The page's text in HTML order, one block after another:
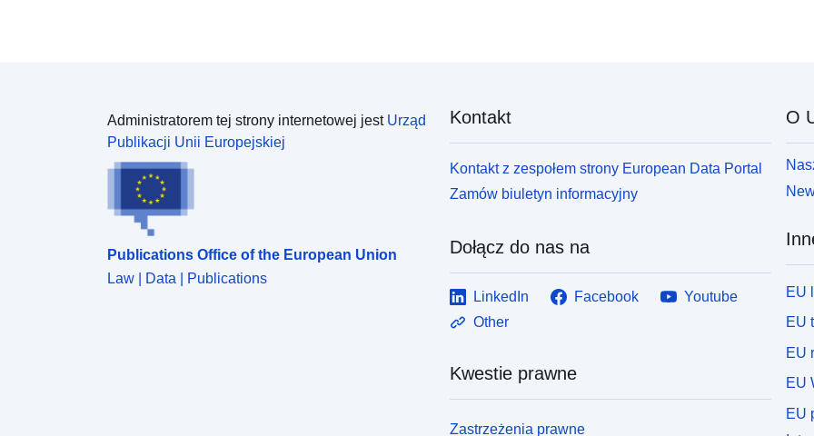
Administratorem tej strony internetowej jest Urząd
Publikacji Unii Europejskiej
Publications Office of the European Union
Law | Data | Publications
Kontakt
Kontakt z zespołem strony European Data Portal
Zamów biuletyn informacyjny
Dołącz do nas na
LinkedIn Facebook
Youtube
Other
Kwestie prawne
Zastrzeżenia prawne
O
EU
EU
EU
EU
EU